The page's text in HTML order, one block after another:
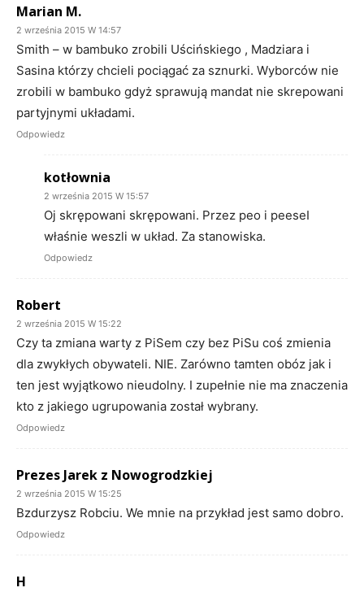
Marian M.
2 września 2015 W 14:57
Smith – w bambuko zrobili Uścińskiego , Madziara i
Sasina którzy chcieli pociągać za sznurki. Wyborców nie
zrobili w bambuko gdyż sprawują mandat nie skrepowani
partyjnymi układami.
Odpowiedz
kotłownia
2 września 2015 W 15:57
Oj skrępowani skrępowani. Przez peo i peeseI
właśnie weszli w układ. Za stanowiska.
Odpowiedz
Robert
2 września 2015 W 15:22
Czy ta zmiana warty z PiSem czy bez PiSu coś zmienia
dla zwykłych obywateli. NIE. Zarówno tamten obóz jak i
ten jest wyjątkowo nieudolny. I zupełnie nie ma znaczenia
kto z jakiego ugrupowania został wybrany.
Odpowiedz
Prezes Jarek z Nowogrodzkiej
2 września 2015 W 15:25
Bzdurzysz Robciu. We mnie na przykład jest samo dobro.
Odpowiedz
H